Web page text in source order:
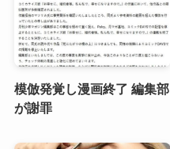
模倣発覚し漫画終了 編集部
が謝罪